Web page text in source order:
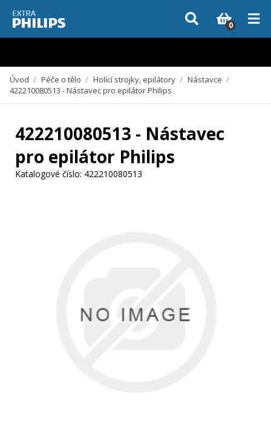
Vzhledem k aktuální situaci se může dodání dílů, které nejsou skladem,
zpozdit. Děkujeme za pochopení.
0
Úvod / Péče o tělo / Holící strojky, epilátory / Nástavce /
422210080513 - Nástavec pro epilátor Philips
422210080513 - Nástavec
pro epilátor Philips
Katalogové číslo: 422210080513